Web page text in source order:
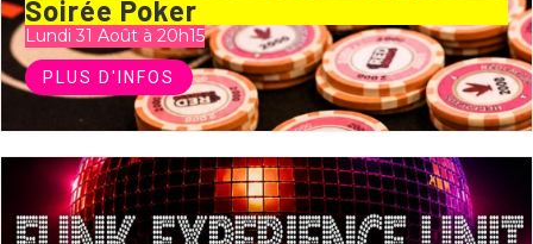
Soirée Poker
Lundi 31 Août à 20h15
PLUS D'INFOS